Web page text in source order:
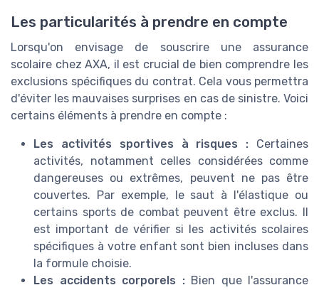
Les particularités à prendre en compte
Lorsqu'on envisage de souscrire une assurance
scolaire chez AXA, il est crucial de bien comprendre les
exclusions spécifiques du contrat. Cela vous permettra
d'éviter les mauvaises surprises en cas de sinistre. Voici
certains éléments à prendre en compte :
Les activités sportives à risques : Certaines
activités, notamment celles considérées comme
dangereuses ou extrêmes, peuvent ne pas être
couvertes. Par exemple, le saut à l'élastique ou
certains sports de combat peuvent être exclus. Il
est important de vérifier si les activités scolaires
spécifiques à votre enfant sont bien incluses dans
la formule choisie.
Les accidents corporels :Bien que l'assurance